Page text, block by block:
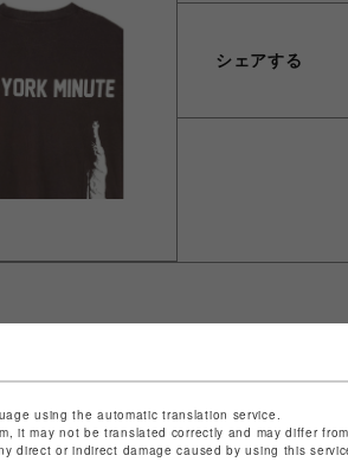
シェアする
など法令に基づく表記はこちら
using the automatic translation service.
it may not be translated correctly and may differ
direct or indirect damage caused by using this